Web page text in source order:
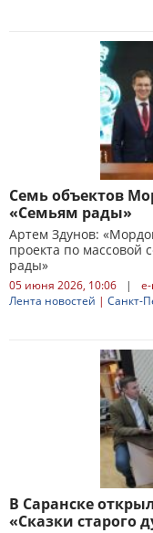
Семь объектов
«Семьям рады»
Артем Здунов:
проекта по массовой
рады»
05 июня 2026, 10:06 |
Лента новостей | Санкт-
В Саранске
«Сказки старого